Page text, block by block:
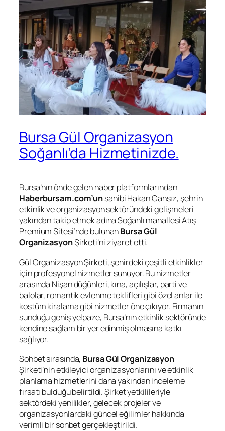
Bursa Gül Organizasyon
Soğanlı’da Hizmetinizde.
Bursa’nın önde gelen haber platformlarından
Haberbursam.com’unsahibi Hakan Cansız, şehrin
etkinlik ve organizasyon sektöründeki gelişmeleri
yakından takip etmek adına Soğanlı mahallesi Atış
Premium Sitesi’nde bulunanBursa Gül
OrganizasyonŞirketi’ni ziyaret etti.
Gül Organizasyon Şirketi, şehirdeki çeşitli etkinlikler
için profesyonel hizmetler sunuyor. Bu hizmetler
arasında Nişan düğünleri, kına, açılışlar, parti ve
balolar, romantik evlenme teklifleri gibi özel anlar ile
kostüm kiralama gibi hizmetler öne çıkıyor. Firmanın
sunduğu geniş yelpaze, Bursa’nın etkinlik sektöründe
kendine sağlam bir yer edinmiş olmasına katkı
sağlıyor.
Sohbet sırasında, Bursa Gül Organizasyon
Şirketi’nin etkileyici organizasyonlarını ve etkinlik
planlama hizmetlerini daha yakından inceleme
fırsatı bulduğu belirtildi. Şirket yetkilileriyle
sektördeki yenilikler, gelecek projeler ve
organizasyonlardaki güncel eğilimler hakkında
verimli bir sohbet gerçekleştirildi.